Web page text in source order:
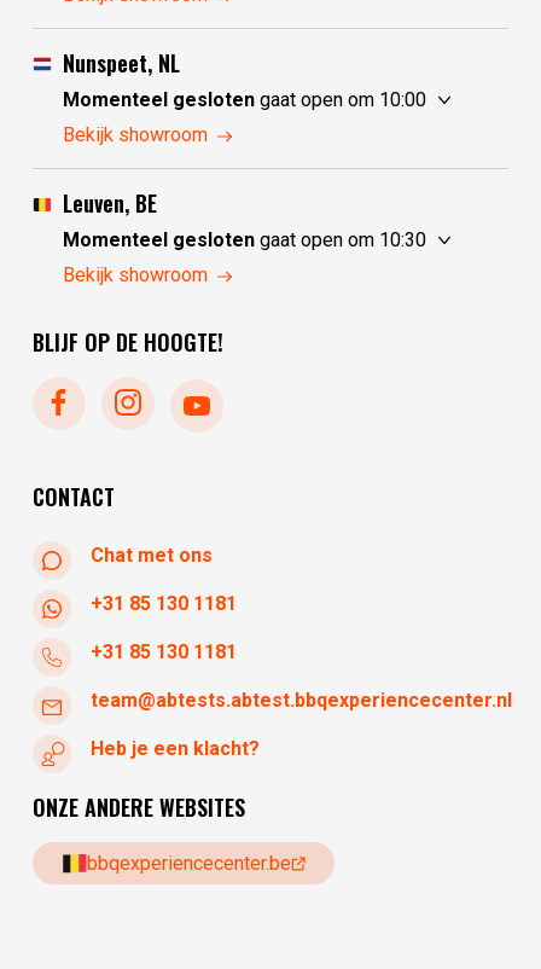
zaterdag
10:00 - 17:30
zondag
maandag
10:00 - 17:30
dinsdag
Nunspeet, NL
Momenteel geslotengaat open om 10:00
vrijdag
zaterdag
10:00 - 17:30
zondag
maandag
gesloten
dinsdag
Bekijk showroom
Leuven, BE
Momenteel geslotengaat open om 10:30
vrijdag
zondag
dinsdag
woensdag
Bekijk showroom
BLIJF OP DE HOOGTE!
CONTACT
Chat met ons
+31 85 130 1181
+31 85 130 1181
team@abtests.abtest.bbqexperiencecenter.nl
Heb je een klacht?
ONZE ANDERE WEBSITES
bbqexperiencecenter.be